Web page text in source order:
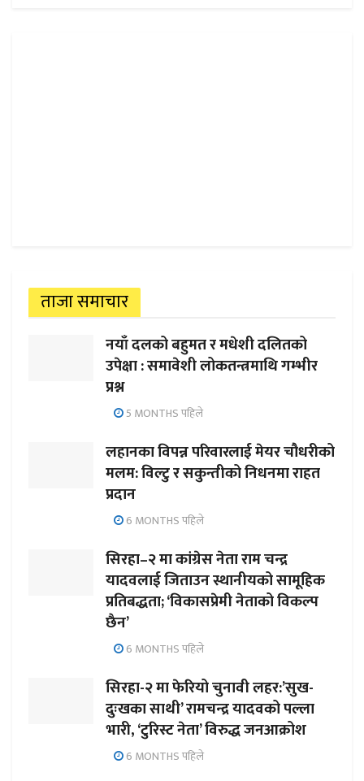
ताजा समाचार
नयाँ दलको बहुमत र मधेशी दलितको
उपेक्षा : समावेशी लोकतन्त्रमाथि गम्भीर
प्रश्न
5 MONTHS पहिले
लहानका विपन्न परिवारलाई मेयर चौधरीको
मलम: विल्टु र सकुन्तीको निधनमा राहत
प्रदान
6 MONTHS पहिले
सिरहा–२ मा कांग्रेस नेता राम चन्द्र
यादवलाई जिताउन स्थानीयको सामूहिक
प्रतिबद्धता; ‘विकासप्रेमी नेताको विकल्प
छैन’
6 MONTHS पहिले
सिरहा-२ मा फेरियो चुनावी लहर:’सुख-
दुःखका साथी’ रामचन्द्र यादवको पल्ला
भारी, ‘टुरिस्ट नेता’ विरुद्ध जनआक्रोश
6 MONTHS पहिले